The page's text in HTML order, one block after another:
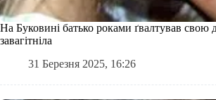
На Буковині батько роками ґвалтував свою
завагітніла
31 Березня 2025, 16:26